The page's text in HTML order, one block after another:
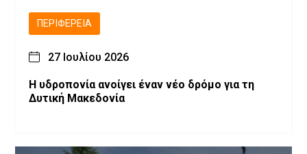
ΠΕΡΙΦΈΡΕΙΑ
27 Ιουλίου 2026
Η υδροπονία ανοίγει έναν νέο δρόμο για τη
Δυτική Μακεδονία